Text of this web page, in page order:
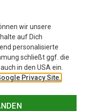
wir unsere
auf Dich
personalisierte
schließt ggf. die
in den USA ein.
Privacy Site.